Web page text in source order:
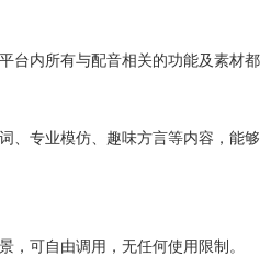
台内所有与配音相关的功能及素材都
、专业模仿、趣味方言等内容，能够
，可自由调用，无任何使用限制。